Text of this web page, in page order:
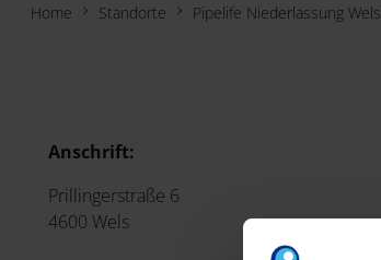
Home Standorte Pipelife Niederlassung Wels
Anschrift:
Prillingerstraße 6
4600 Wels